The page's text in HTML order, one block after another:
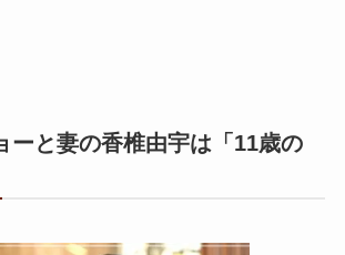
ーと妻の香椎由宇は「11歳の